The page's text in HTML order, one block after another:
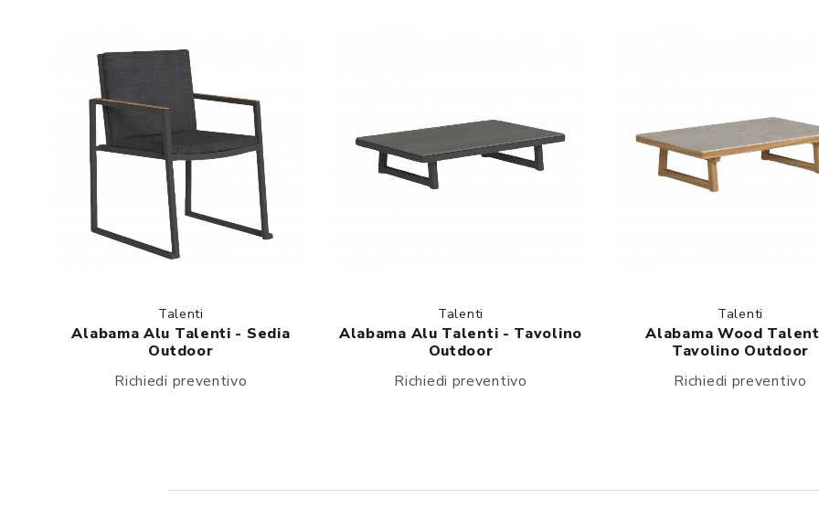
Talenti
Alabama Alu Talenti - Sedia
Outdoor
Richiedi preventivo
Talenti
Alabama Alu Talenti - Tavolino
Outdoor
Richiedi preventivo
Talenti
Alabama Wood
Tavolino Outdoor
Richiedi preventivo